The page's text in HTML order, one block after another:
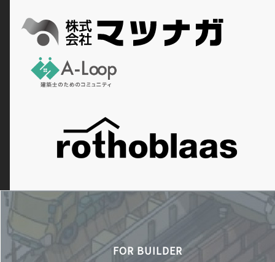
FOR BUILDER